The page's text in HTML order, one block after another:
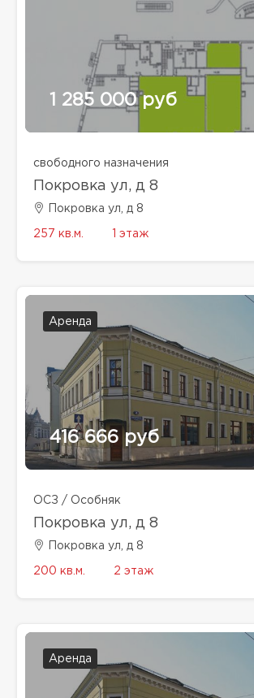
1 285 000 руб
свободного назначения
Покровка ул, д 8
Покровка ул, д 8
257 кв.м. 1 этаж
Аренда
416 666 руб
ОСЗ / Особняк
Покровка ул, д 8
Покровка ул, д 8
200 кв.м. 2 этаж
Аренда